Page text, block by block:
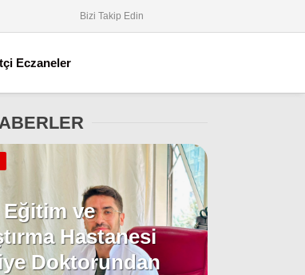
Bizi Takip Edin
Eczaneler
ve
Hastanesi
Doktorundan